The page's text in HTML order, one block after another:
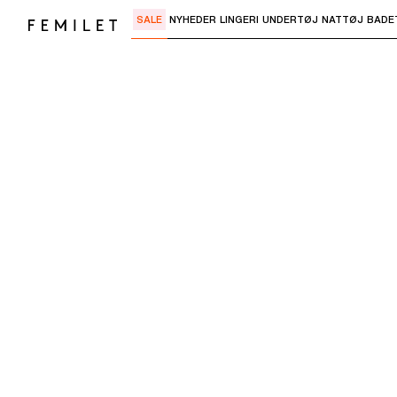
Brug "Pil ned" eller "Enter" til at åbne
SALE NYHEDER LINGERI UNDERTØJ NATTØJ